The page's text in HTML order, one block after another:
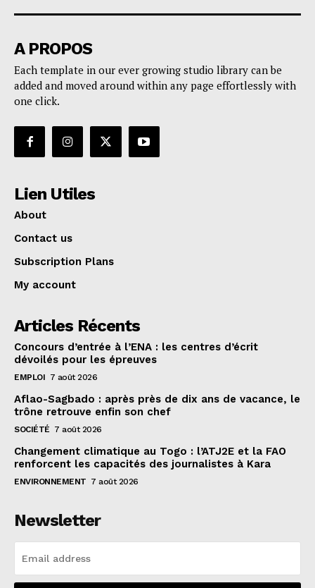
A PROPOS
Each template in our ever growing studio library can be
added and moved around within any page effortlessly with
one click.
Lien Utiles
About
Contact us
Subscription Plans
My account
Articles Récents
Concours d’entrée à l’ENA : les centres d’écrit
dévoilés pour les épreuves
EMPLOI 7 août 2026
Aflao-Sagbado : après près de dix ans de vacance, le
trône retrouve enfin son chef
SOCIÉTÉ 7 août 2026
Changement climatique au Togo : l’ATJ2E et la FAO
renforcent les capacités des journalistes à Kara
ENVIRONNEMENT 7 août 2026
Newsletter